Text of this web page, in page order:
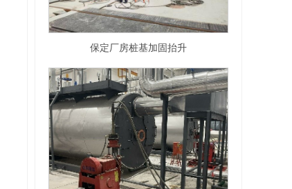
保定厂房桩基加固抬升